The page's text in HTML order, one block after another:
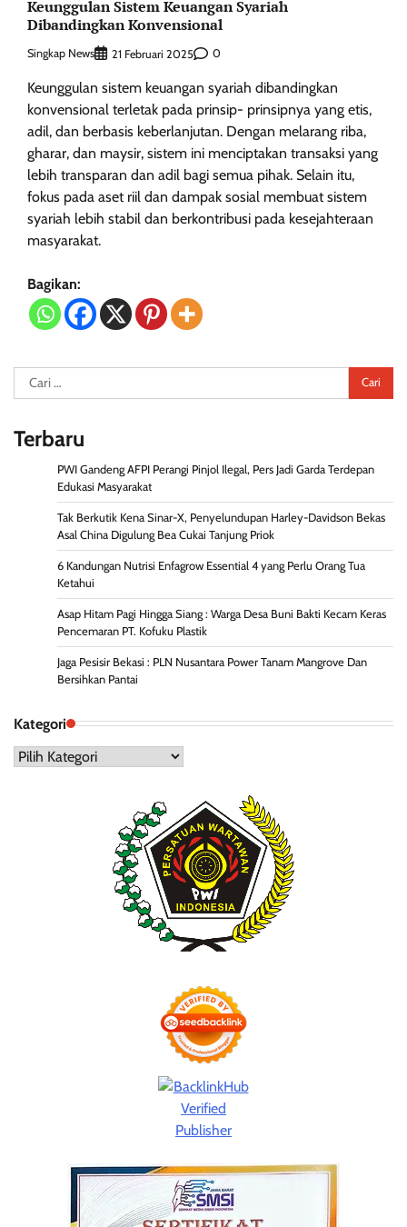
Keunggulan Sistem Keuangan Syariah
Dibandingkan Konvensional
Singkap News 21 Februari 2025 0
Keunggulan sistem keuangan syariah dibandingkan
konvensional terletak pada prinsip- prinsipnya yang etis,
adil, dan berbasis keberlanjutan. Dengan melarang riba,
gharar, dan maysir, sistem ini menciptakan transaksi yang
lebih transparan dan adil bagi semua pihak. Selain itu,
fokus pada aset riil dan dampak sosial membuat sistem
syariah lebih stabil dan berkontribusi pada kesejahteraan
masyarakat.
Bagikan:
Cari
untuk:
Terbaru
PWI Gandeng AFPI Perangi Pinjol Ilegal, Pers Jadi Garda Terdepan
Edukasi Masyarakat
Tak Berkutik Kena Sinar-X, Penyelundupan Harley-Davidson Bekas
Asal China Digulung Bea Cukai Tanjung Priok
6 Kandungan Nutrisi Enfagrow Essential 4 yang Perlu Orang Tua
Ketahui
Asap Hitam Pagi Hingga Siang : Warga Desa Buni Bakti Kecam Keras
Pencemaran PT. Kofuku Plastik
Jaga Pesisir Bekasi : PLN Nusantara Power Tanam Mangrove Dan
Bersihkan Pantai
Kategori
Kategori